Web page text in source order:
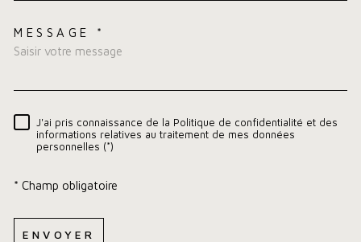
MESSAGE *
RÈGLEMENTATION
J'ai pris connaissance de la Politique de confidentialité et des
informations relatives au traitement de mes données
personnelles (*)
* Champ obligatoire
ENVOYER